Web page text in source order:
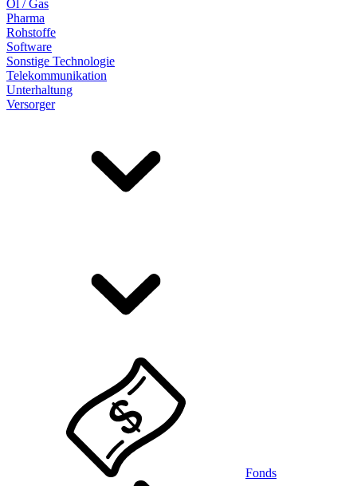
Öl / Gas
Pharma
Rohstoffe
Software
Sonstige Technologie
Telekommunikation
Unterhaltung
Versorger
Fonds